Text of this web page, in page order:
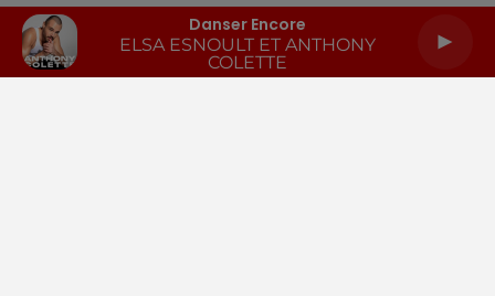
Danser Encore
ELSA ESNOULT ET ANTHONY
COLETTE